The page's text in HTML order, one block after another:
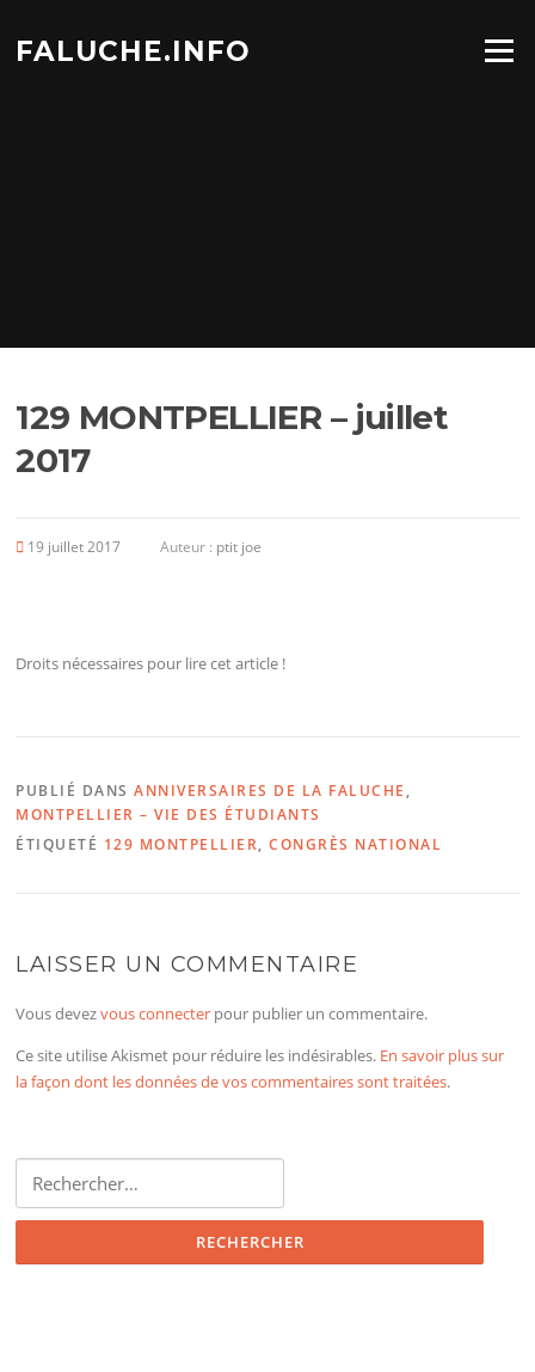
contenu
FALUCHE.INFO Menu
129 MONTPELLIER – juillet
2017
19 juillet 2017 Auteur : ptit joe
Droits nécessaires pour lire cet article !
PUBLIÉ DANSANNIVERSAIRES DE LA FALUCHE ,
MONTPELLIER – VIE DES ÉTUDIANTS
ÉTIQUETÉ 129 MONTPELLIER,CONGRÈS NATIONAL
LAISSER UN COMMENTAIRE
Vous devezvous connecter pour publier un commentaire.
Ce site utilise Akismet pour réduire les indésirables. En savoir plus sur
la façon dont les données de vos commentaires sont traitées.